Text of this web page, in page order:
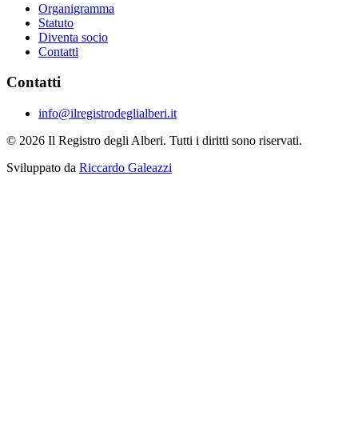
Organigramma
Statuto
Diventa socio
Contatti
Contatti
info@ilregistrodeglialberi.it
© 2026 Il Registro degli Alberi. Tutti i diritti sono riservati.
Sviluppato da Riccardo Galeazzi